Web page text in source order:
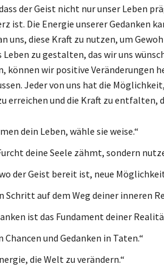
der Geist nicht nur unser Leben
ist. Die Energie unserer Gedanken
uns, diese Kraft zu nutzen, um
Leben zu gestalten, das wir uns
können wir positive Veränderungen
Jeder von uns hat die
erreichen und die Kraft zu entfalten,
dein Leben, wähle sie weise.“
deine Seele zähmt, sondern
der Geist bereit ist, neue
Schritt auf dem Weg deiner inneren
ist das Fundament deiner
Chancen und Gedanken in Taten.“
die Welt zu verändern.“